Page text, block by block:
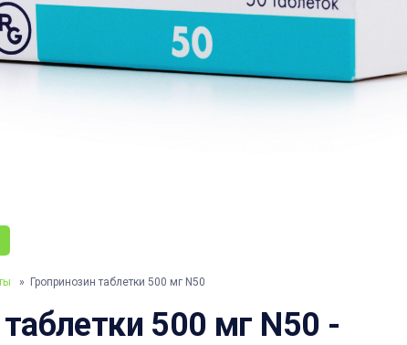
» Гропринозин таблетки 500 мг N50
500 мг N50 -